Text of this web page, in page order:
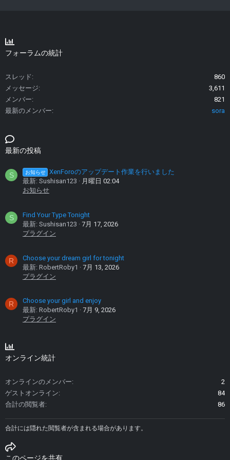
フォーラムの統計
スレッド
860
メッセージ
3,611
メンバー
821
最新のメンバー
sora
最新の投稿
S お知らせ XenForoのアップデート作業を行いました
最新: Sushisan123
月曜日 02:04
お知らせ
S
Find Your Type Tonight
最新: Sushisan123
7月 17, 2026
プラグイン
R
Choose your dream girl for tonight
最新: RobertRoby1
7月 13, 2026
プラグイン
R
Choose your girl and enjoy
最新: RobertRoby1
7月 9, 2026
プラグイン
オンライン統計
オンラインのメンバー
2
ゲストオンライン
84
合計の閲覧者
86
合計には隠れた閲覧者が含まれる場合があります。
このページを共有